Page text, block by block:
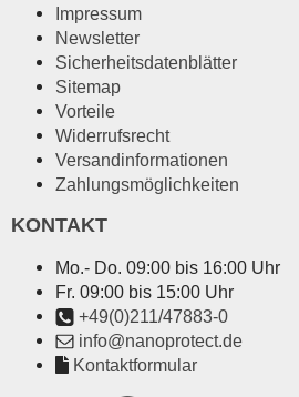
Impressum
Newsletter
Sicherheitsdatenblätter
Sitemap
Vorteile
Widerrufsrecht
Versandinformationen
Zahlungsmöglichkeiten
KONTAKT
Mo.- Do. 09:00 bis 16:00 Uhr
Fr. 09:00 bis 15:00 Uhr
+49(0)211/47883-0
info@nanoprotect.de
Kontaktformular